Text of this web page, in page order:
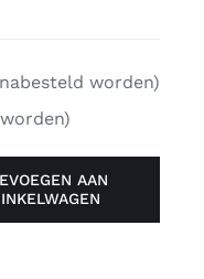
worden)
AAN